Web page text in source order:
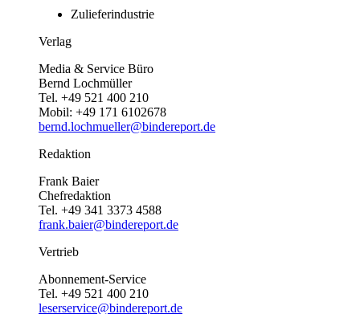
Zulieferindustrie
Verlag
Media & Service Büro
Bernd Lochmüller
Tel. +49 521 400 210
Mobil: +49 171 6102678
bernd.lochmueller@bindereport.de
Redaktion
Frank Baier
Chefredaktion
Tel. +49 341 3373 4588
frank.baier@bindereport.de
Vertrieb
Abonnement-Service
Tel. +49 521 400 210
leserservice@bindereport.de